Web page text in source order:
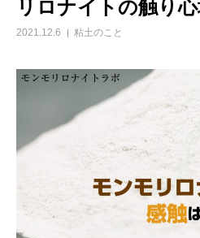
リロナイトの触り
2021.12.6 粘土のこと
モンモリロナイトラボ
お知らせ
えどがわ楽市